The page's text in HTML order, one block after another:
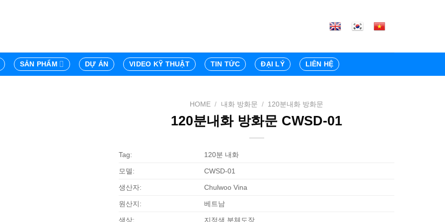
SẢN PHẨM DỰ ÁN VIDEO KỸ THUẬT TIN TỨC ĐẠI LÝ LIÊN HỆ
HOME / 내화 방화문 / 120분내화 방화문
120분내화 방화문 CWSD-01
Tag: 120분 내화
모델: CWSD-01
생산자: Chulwoo Vina
원산지: 베트남
색상: 지정색 분체도장